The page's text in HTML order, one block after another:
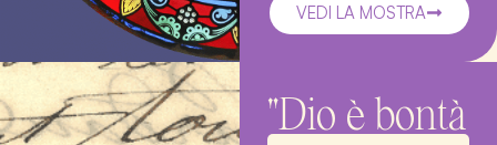
VEDI LA MOSTRA
"Dio è bontà